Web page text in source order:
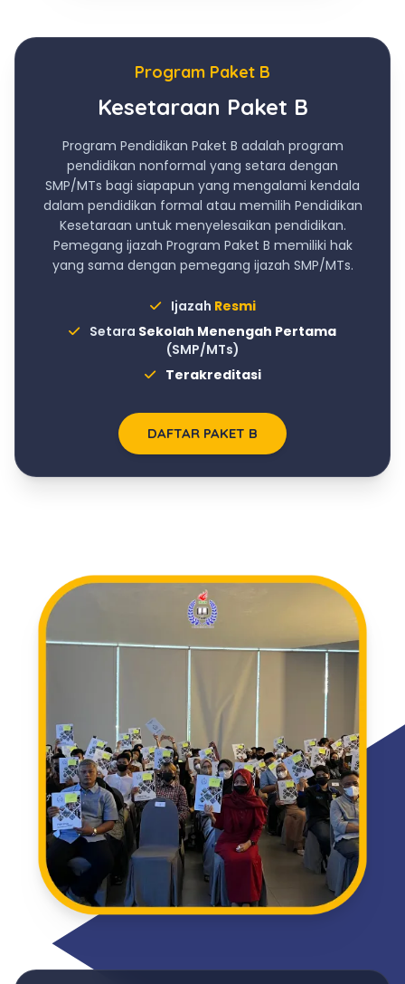
Program Paket B
Kesetaraan Paket B
Program Pendidikan Paket B adalah program
pendidikan nonformal yang setara dengan
SMP/MTs bagi siapapun yang mengalami kendala
dalam pendidikan formal atau memilih Pendidikan
Kesetaraan untuk menyelesaikan pendidikan.
Pemegang ijazah Program Paket B memiliki hak
yang sama dengan pemegang ijazah SMP/MTs.
Ijazah Resmi
Setara Sekolah Menengah Pertama
(SMP/MTs)
Terakreditasi
DAFTAR PAKET B